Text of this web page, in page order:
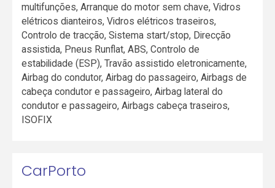
multifunções, Arranque do motor sem chave, Vidros
elétricos dianteiros, Vidros elétricos traseiros,
Controlo de tracção, Sistema start/stop, Direcção
assistida, Pneus Runflat, ABS, Controlo de
estabilidade (ESP), Travão assistido eletronicamente,
Airbag do condutor, Airbag do passageiro, Airbags de
cabeça condutor e passageiro, Airbag lateral do
condutor e passageiro, Airbags cabeça traseiros,
ISOFIX
CarPorto